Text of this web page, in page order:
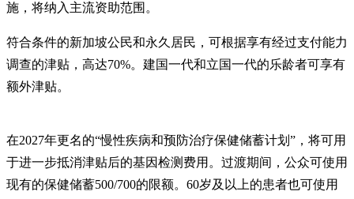
施，将纳入主流资助范围。
符合条件的新加坡公民和永久居民，可根据享有经过支付能力
调查的津贴，高达70%。建国一代和立国一代的乐龄者可享有
额外津贴。
在2027年更名的“慢性疾病和预防治疗保健储蓄计划”，将可用
于进一步抵消津贴后的基因检测费用。过渡期间，公众可使用
现有的保健储蓄500/700的限额。60岁及以上的患者也可使用